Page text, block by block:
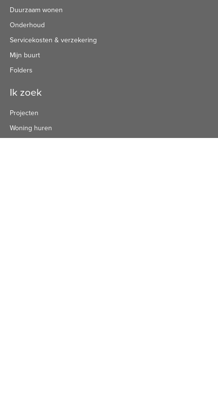
Duurzaam wonen
Onderhoud
Servicekosten & verzekering
Mijn buurt
Folders
Ik zoek
Projecten
Woning huren